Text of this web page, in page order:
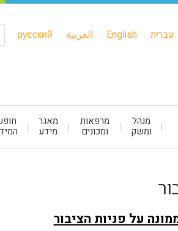
עברית English العربية русский
מנהל
ומשק
מרפאות
ומכונים
מאגר
מידע
על פניות הציבור